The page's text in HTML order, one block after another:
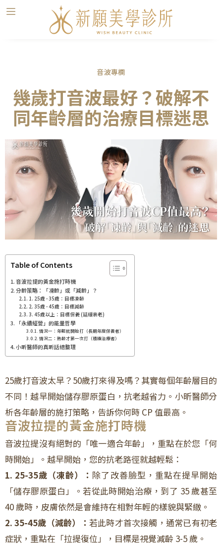
音波專欄
幾歲打音波最好？破解不
同年齡層的治療目標迷思
Table of Contents
音波拉提的黃金施打時機
分齡策略：「凍齡」或「減齡」？
1. 25歲 - 35歲：目標凍齡
2. 35歲 - 45歲：目標減齡
3. 45歲以上：目標保養 (延緩衰老)
「永續經營」的能量哲學
情況一：年輕就開始打（長期年度保養者）
情況二：熟齡才第一次打（積極治療者）
小昕醫師的真昕話總整理
25歲打音波太早？50歲打來得及嗎？其實每個年齡層目的
不同！越早開始儲存膠原蛋白，抗老越省力。小昕醫師分
析各年齡層的施打策略，告訴你何時 CP 值最高。
音波拉提的黃金施打時機
音波拉提沒有絕對的「唯一適合年齡」，重點在於您「何
時開始」。越早開始，您的抗老路徑就越輕鬆：
1. 25-35歲（凍齡）
： 除了改善臉型，重點在提早開始
「儲存膠原蛋白」。若從此時開始治療，到了 35 歲甚至
40 歲時，皮膚依然是會維持在相對年輕的樣貌與緊緻。
2. 35-45歲（減齡）
： 若此時才首次接觸，通常已有初老
症狀，重點在「拉提復位」，目標是視覺減齡 3-5 歲。